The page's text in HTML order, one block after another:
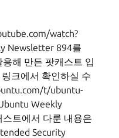
watch?
Newsletter 894를
해 만든 팟캐스트 입
크에서 확인하실 수
t/ubuntu-
Weekly
트에서 다룬 내용은
Security